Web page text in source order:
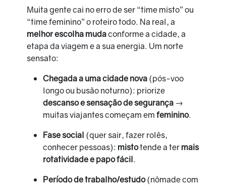
Muita gente cai no erro de ser “time misto” ou
“time feminino” o roteiro todo. Na real, a
melhor escolha mudaconforme a cidade, a
etapa da viagem e a sua energia. Um norte
sensato:
Chegada a uma cidade nova(pós-voo
longo ou busão noturno): priorize
descanso e sensação de segurança→
muitas viajantes começam em feminino.
Fase social (quer sair, fazer rolês,
conhecer pessoas): mistotende a ter mais
rotatividade e papo fácil.
Período de trabalho/estudo(nômade com